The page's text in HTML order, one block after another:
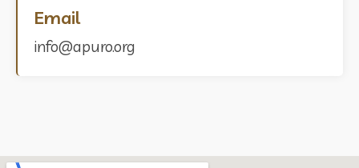
Email
info@apuro.org